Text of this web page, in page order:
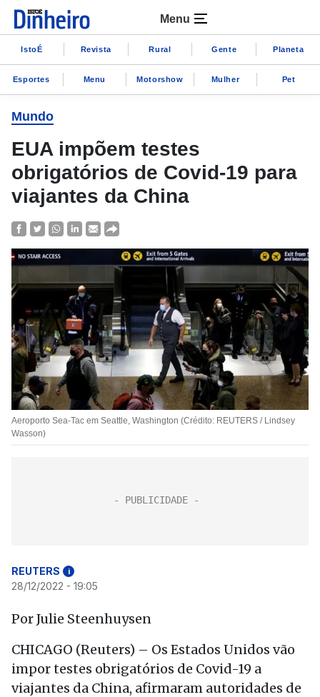
Menu
IstoÉ Revista Rural Gente Planeta
Esportes Menu Motorshow Mulher Pet
Mundo
EUA impõem testes
obrigatórios de Covid-19 para
viajantes da China
Aeroporto Sea-Tac em Seattle, Washington (Crédito: REUTERS / Lindsey
Wasson)
REUTERS i
28/12/2022 - 19:05
Por Julie Steenhuysen
CHICAGO (Reuters) – Os Estados Unidos vão
impor testes obrigatórios de Covid-19 a
viajantes da China, afirmaram autoridades de